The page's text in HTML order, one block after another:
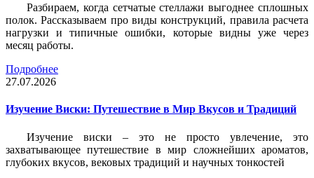
Разбираем, когда сетчатые стеллажи выгоднее сплошных
полок. Рассказываем про виды конструкций, правила расчета
нагрузки и типичные ошибки, которые видны уже через
месяц работы.
Подробнее
27.07.2026
Изучение Виски: Путешествие в Мир Вкусов и Традиций
Изучение виски – это не просто увлечение, это
захватывающее путешествие в мир сложнейших ароматов,
глубоких вкусов, вековых традиций и научных тонкостей